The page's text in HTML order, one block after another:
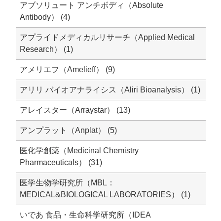
アブソリュート アンチボディ（Absolute
Antibody） (4)
アプライドメディカルリサーチ（Applied Medical
Research） (1)
アメリエフ（Amelieff） (9)
アリリ バイオアナライシス（Aliri Bioanalysis） (1)
アレイスター（Arraystar） (13)
アンプラット（Anplat） (5)
医化学創薬（Medicinal Chemistry
Pharmaceuticals） (31)
医学生物学研究所（MBL：
MEDICAL&BIOLOGICAL LABORATORIES） (1)
いであ 食品・生命科学研究所（IDEA